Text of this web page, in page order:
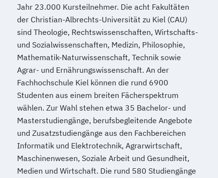
Jahr 23.000 Kursteilnehmer. Die acht Fakultäten
der Christian-Albrechts-Universität zu Kiel (CAU)
sind Theologie, Rechtswissenschaften, Wirtschafts-
und Sozialwissenschaften, Medizin, Philosophie,
Mathematik-Naturwissenschaft, Technik sowie
Agrar- und Ernährungswissenschaft. An der
Fachhochschule Kiel können die rund 6900
Studenten aus einem breiten Fächerspektrum
wählen. Zur Wahl stehen etwa 35 Bachelor- und
Masterstudiengänge, berufsbegleitende Angebote
und Zusatzstudiengänge aus den Fachbereichen
Informatik und Elektrotechnik, Agrarwirtschaft,
Maschinenwesen, Soziale Arbeit und Gesundheit,
Medien und Wirtschaft. Die rund 580 Studiengänge